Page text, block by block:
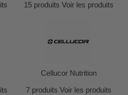
15 produits Voir les produits
Cellucor Nutrition
7 produits Voir les produits